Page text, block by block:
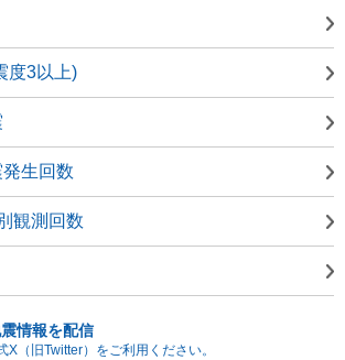
度3以上)
生回数
観測回数
情報を配信
X（旧Twitter）をご利用ください。